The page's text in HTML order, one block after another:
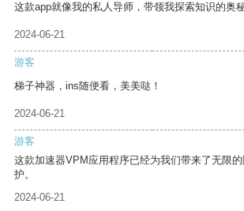
这款app就像我的私人导师，带领我探索知识的奥秘
2024-06-21
游客
梯子神器，ins随便看，美美哒！
2024-06-21
游客
这款加速器VPM应用程序已经为我们带来了无限
护。
2024-06-21